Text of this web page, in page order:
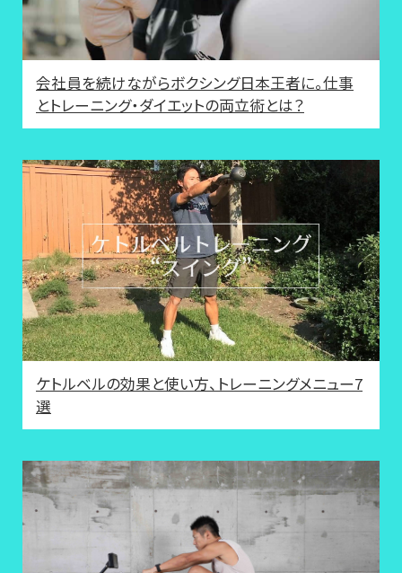
会社員を続けながらボクシング日本王者に。仕事
とトレーニング・ダイエットの両立術とは？
ケトルベルの効果と使い方、トレーニングメニュー7
選